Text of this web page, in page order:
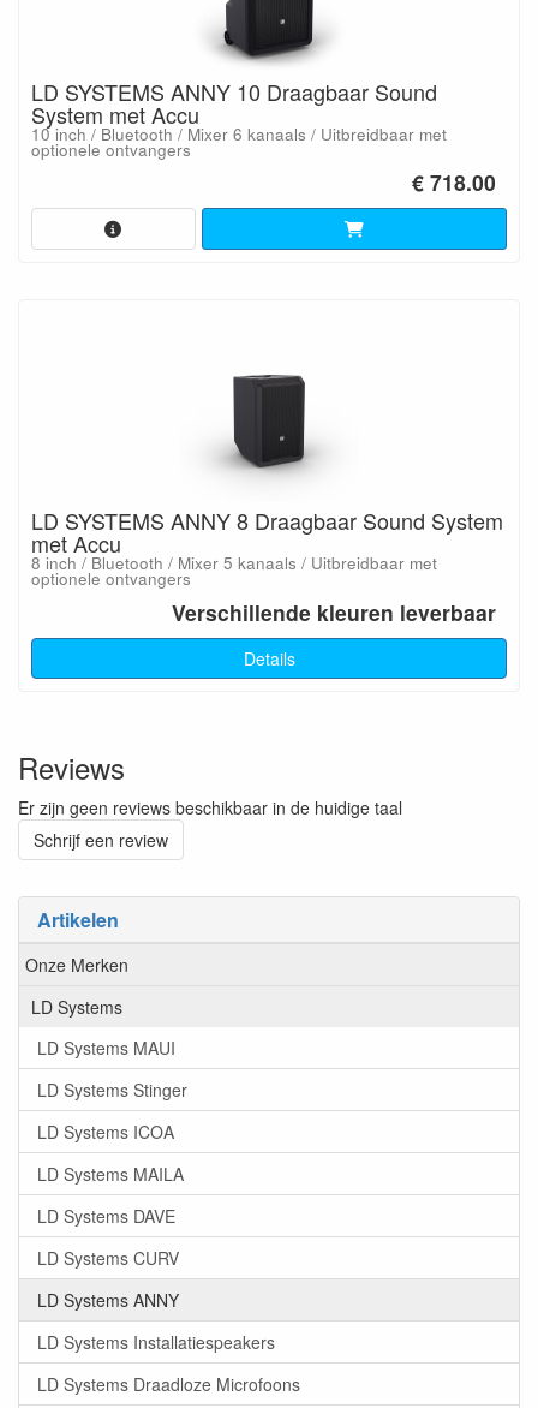
Artikelen
Onze Merken
LD Systems
LD Systems MAUI
LD Systems Stinger
LD Systems ICOA
LD Systems MAILA
LD Systems DAVE
LD Systems CURV
LD Systems ANNY
LD Systems Installatiespeakers
LD Systems Draadloze Microfoons
LD SYSTEMS ANNY 10 Draagbaar Sound
System met Accu
10 inch / Bluetooth / Mixer 6 kanaals / Uitbreidbaar met
optionele ontvangers
€ 718.00
LD SYSTEMS ANNY 8 Draagbaar Sound System
met Accu
8 inch / Bluetooth / Mixer 5 kanaals / Uitbreidbaar met
optionele ontvangers
Verschillende kleuren leverbaar
Details
Reviews
Er zijn geen reviews beschikbaar in de huidige taal
Schrijf een review